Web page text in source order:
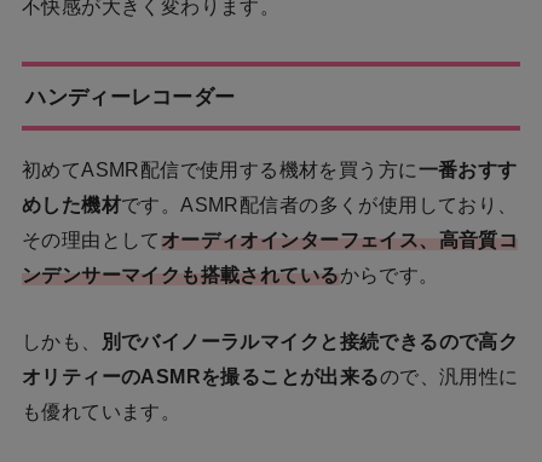
不快感が大きく変わります。
ハンディーレコーダー
初めてASMR配信で使用する機材を買う方に一番おすす
めした機材です。ASMR配信者の多くが使用しており、
その理由として オーディオインターフェイス、高音質コ
ンデンサーマイクも搭載されているからです。
しかも、
別でバイノーラルマイクと接続できるので高ク
オリティーのASMRを撮ることが出来るので、汎用性に
も優れています。